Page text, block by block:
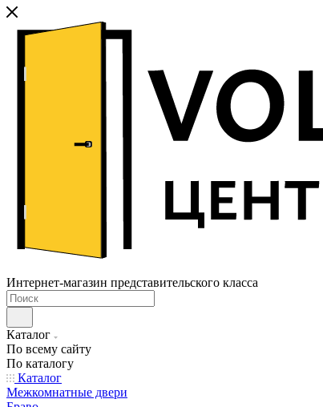
Интернет-магазин представительского класса
Каталог
По всему сайту
По каталогу
Каталог
Межкомнатные двери